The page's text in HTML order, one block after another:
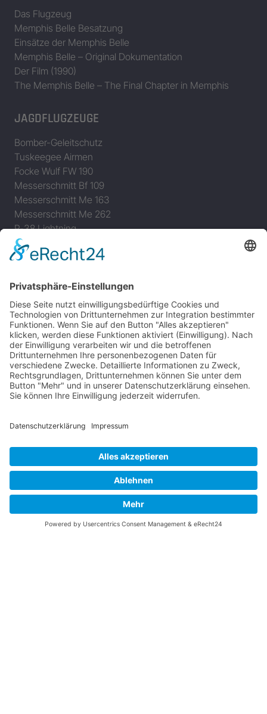
Das Flugzeug
Memphis Belle Besatzung
Einsätze der Memphis Belle
Memphis Belle – Original Dokumentation
Der Film (1990)
The Memphis Belle – The Final Chapter in Memphis
JAGDFLUGZEUGE
Bomber-Geleitschutz
Tuskeegee Airmen
Focke Wulf FW 190
Messerschmitt Bf 109
Messerschmitt Me 163
Messerschmitt Me 262
P-38 Lightning
P-47 Thunderbolt
P-51 Mustang
INFO
Über diese B-17 Webseite
Kontakt
Impressum
Datenschutzerklärung
B-17 Fan Store
Links
UNTERSTÜTZEN
Gefällt Ihnen diese Website über die B-17 Flying
Fortress? Ich könnte Ihnen helfen, die Informationen
zu finden, die Sie suchen? Ich würde mich sehr
freuen, wenn Sie meine Arbeit jetzt mitPayPal
Meunterstützen!